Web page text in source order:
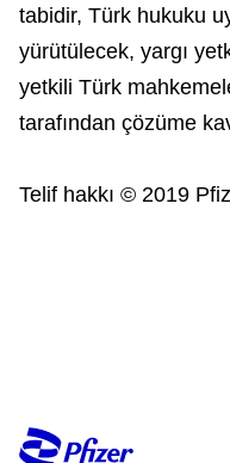
tabidir, Türk hukuku
yürütülecek, yargı
yetkili Türk
tarafından çözüme
Telif hakkı © 2019